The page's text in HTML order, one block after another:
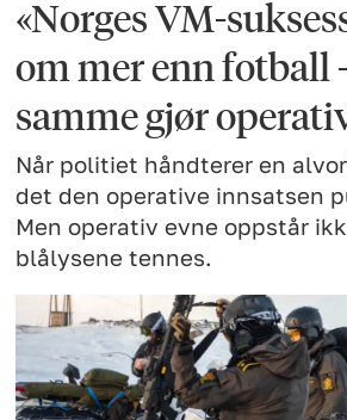
«Norges VM-
om mer enn fotball
samme gjør
Når politiet håndterer en
det den operative innsatsen
Men operativ evne oppstår
blålysene tennes.